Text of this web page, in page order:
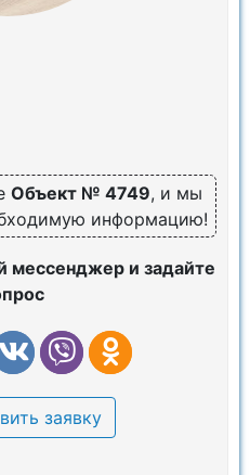
Объект № 4749, и мы
информацию!
мессенджер и задайте
заявку